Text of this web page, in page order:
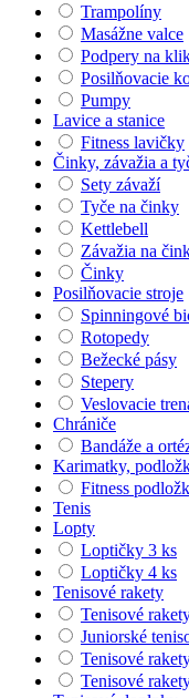
Trampolíny
Masážne valce
Podpery na
Posilňovacie
Pumpy
Lavice a stanice
Fitness lavičky
Činky, závažia a
Sety závaží
Tyče na činky
Kettlebell
Závažia na
Činky
Posilňovacie stroje
Spinningové
Rotopedy
Bežecké pásy
Stepery
Veslovacie
Chrániče
Bandáže a
Karimatky,
Fitness
Tenis
Lopty
Loptičky 3 ks
Loptičky 4 ks
Tenisové rakety
Tenisové
Juniorské
Tenisové
Tenisové